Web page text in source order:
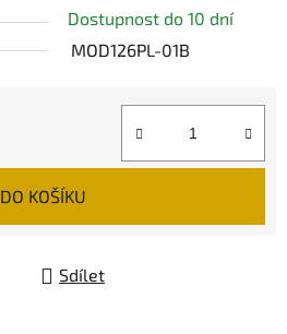
Dostupnost do 10 dní
MOD126PL-01B
DO KOŠÍKU
Sdílet